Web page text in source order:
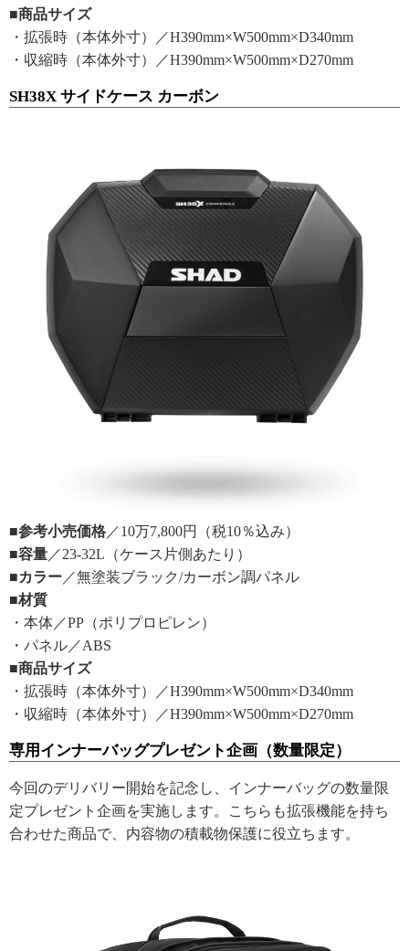
■商品サイズ
・拡張時（本体外寸）／H390mm×W500mm×D340mm
・収縮時（本体外寸）／H390mm×W500mm×D270mm
SH38X サイドケース カーボン
■参考小売価格 ／10万7,800円（税10％込み）
■容量 ／23-32L（ケース片側あたり）
■カラー ／無塗装ブラック/カーボン調パネル
■材質
・本体／PP（ポリプロピレン）
・パネル／ABS
■商品サイズ
・拡張時（本体外寸）／H390mm×W500mm×D340mm
・収縮時（本体外寸）／H390mm×W500mm×D270mm
専用インナーバッグプレゼント企画（数量限定）
今回のデリバリー開始を記念し、インナーバッグの数量限
定プレゼント企画を実施します。こちらも拡張機能を持ち
合わせた商品で、内容物の積載物保護に役立ちます。